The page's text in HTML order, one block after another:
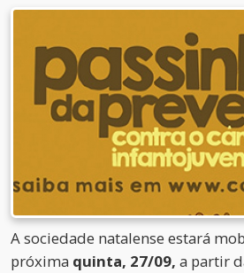
A sociedade natalense estará
próxima quinta, 27/09, a partir